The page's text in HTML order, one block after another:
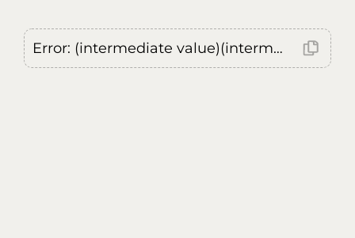
Error: (intermediate value)(intermediate value)(intermediate value).replaceAll is not a function